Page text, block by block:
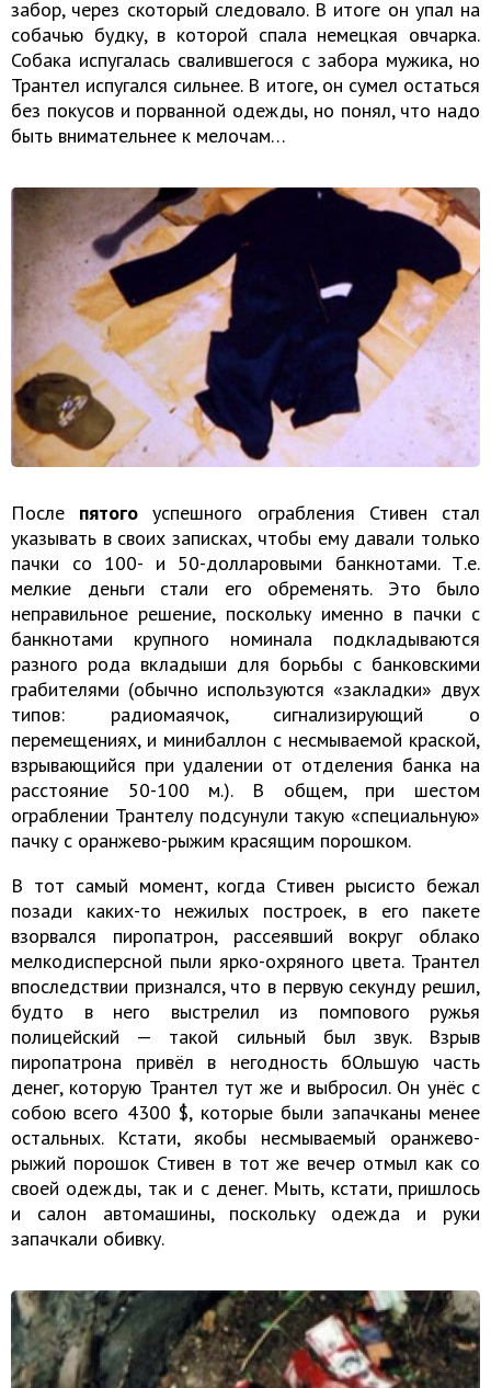
забор, через скоторый следовало. В итоге он упал на
собачью будку, в которой спала немецкая овчарка.
Собака испугалась свалившегося с забора мужика, но
Трантел испугался сильнее. В итоге, он сумел остаться
без покусов и порванной одежды, но понял, что надо
быть внимательнее к мелочам…
После пятого успешного ограбления Стивен стал
указывать в своих записках, чтобы ему давали только
пачки со 100- и 50-долларовыми банкнотами. Т.е.
мелкие деньги стали его обременять. Это было
неправильное решение, поскольку именно в пачки с
банкнотами крупного номинала подкладываются
разного рода вкладыши для борьбы с банковскими
грабителями (обычно используются «закладки» двух
типов: радиомаячок, сигнализирующий о
перемещениях, и минибаллон с несмываемой краской,
взрывающийся при удалении от отделения банка на
расстояние 50-100 м.). В общем, при шестом
ограблении Трантелу подсунули такую «специальную»
пачку с оранжево-рыжим красящим порошком.
В тот самый момент, когда Стивен рысисто бежал
позади каких-то нежилых построек, в его пакете
взорвался пиропатрон, рассеявший вокруг облако
мелкодисперсной пыли ярко-охряного цвета. Трантел
впоследствии признался, что в первую секунду решил,
будто в него выстрелил из помпового ружья
полицейский — такой сильный был звук. Взрыв
пиропатрона привёл в негодность бОльшую часть
денег, которую Трантел тут же и выбросил. Он унёс с
собою всего 4300 $, которые были запачканы менее
остальных. Кстати, якобы несмываемый оранжево-
рыжий порошок Стивен в тот же вечер отмыл как со
своей одежды, так и с денег. Мыть, кстати, пришлось
и салон автомашины, поскольку одежда и руки
запачкали обивку.